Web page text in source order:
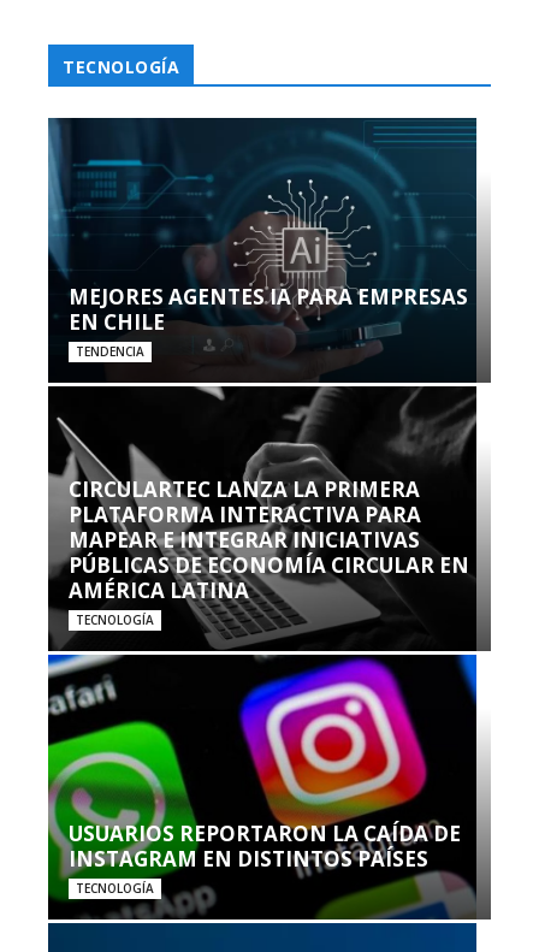
TECNOLOGÍA
MEJORES AGENTES IA PARA EMPRESAS
EN CHILE
TENDENCIA
CIRCULARTEC LANZA LA PRIMERA
PLATAFORMA INTERACTIVA PARA
MAPEAR E INTEGRAR INICIATIVAS
PÚBLICAS DE ECONOMÍA CIRCULAR EN
AMÉRICA LATINA
TECNOLOGÍA
USUARIOS REPORTARON LA CAÍDA DE
INSTAGRAM EN DISTINTOS PAÍSES
TECNOLOGÍA